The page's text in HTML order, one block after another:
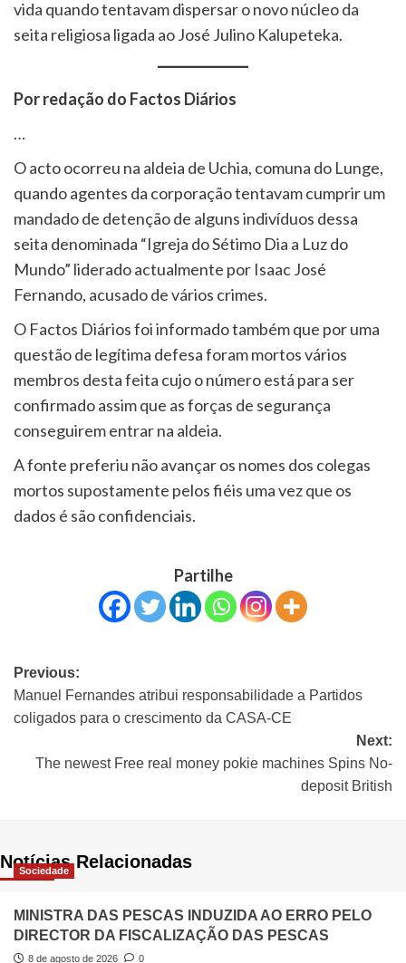
vida quando tentavam dispersar o novo núcleo da
seita religiosa ligada ao José Julino Kalupeteka.
Por redação do Factos Diários
…
O acto ocorreu na aldeia de Uchia, comuna do Lunge,
quando agentes da corporação tentavam cumprir um
mandado de detenção de alguns indivíduos dessa
seita denominada “Igreja do Sétimo Dia a Luz do
Mundo” liderado actualmente por Isaac José
Fernando, acusado de vários crimes.
O Factos Diários foi informado também que por uma
questão de legítima defesa foram mortos vários
membros desta feita cujo o número está para ser
confirmado assim que as forças de segurança
conseguirem entrar na aldeia.
A fonte preferiu não avançar os nomes dos colegas
mortos supostamente pelos fiéis uma vez que os
dados é são confidenciais.
Partilhe
Previous:
Manuel Fernandes atribui responsabilidade a Partidos
coligados para o crescimento da CASA-CE
Next:
The newest Free real money pokie machines Spins No-
deposit British
Notícias Relacionadas
Sociedade
MINISTRA DAS PESCAS INDUZIDA AO ERRO PELO
DIRECTOR DA FISCALIZAÇÃO DAS PESCAS
8 de agosto de 2026 0